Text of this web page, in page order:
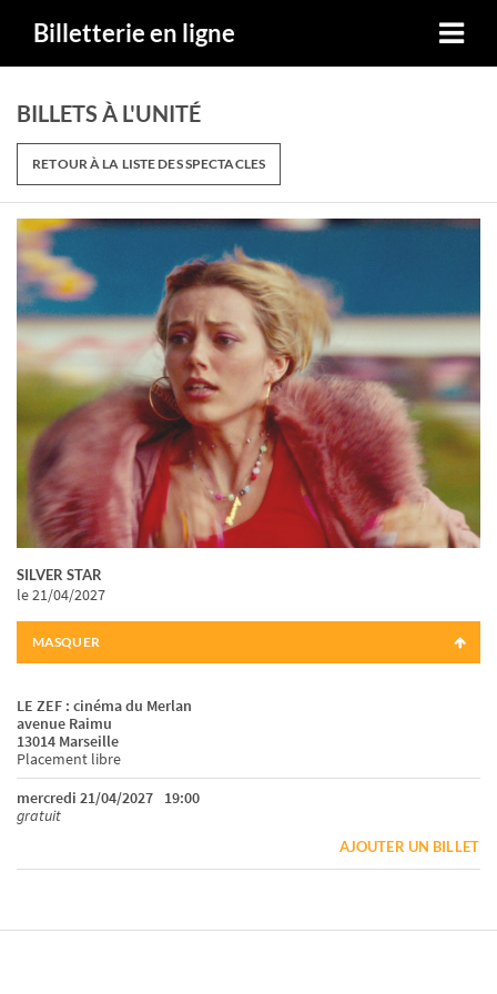
Billetterie en ligne
BILLETS À L'UNITÉ
RETOUR À LA LISTE DES SPECTACLES
SILVER STAR
le 21/04/2027
MASQUER
LE ZEF : cinéma du Merlan
avenue Raimu
13014 Marseille
Placement libre
mercredi 21/04/2027
19:00
gratuit
AJOUTER UN BILLET